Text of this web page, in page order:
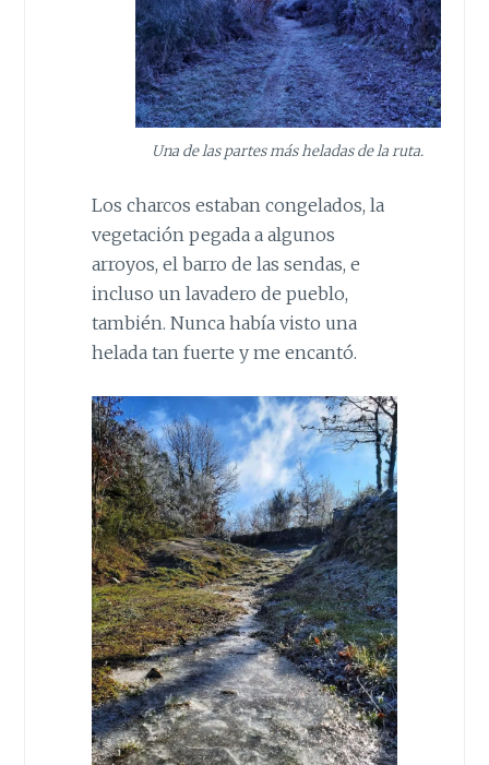
Una de las partes más heladas de la ruta.
Los charcos estaban congelados, la
vegetación pegada a algunos
arroyos, el barro de las sendas, e
incluso un lavadero de pueblo,
también. Nunca había visto una
helada tan fuerte y me encantó.